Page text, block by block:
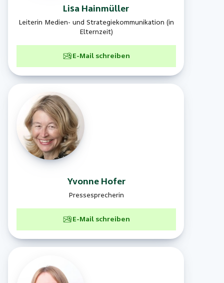
Lisa Hainmüller
Leiterin Medien- und Strategiekommunikation (in
Elternzeit)
E-Mail schreiben
Yvonne Hofer
Pressesprecherin
E-Mail schreiben